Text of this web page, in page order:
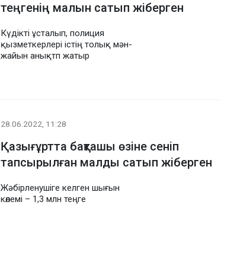
теңгенің малын сатып жіберген
Күдікті ұсталып, полиция
қызметкерлері істің толық мән-
жайын анықтп жатыр
28.06.2022, 11:28
Қазығұртта бақташы өзіне сеніп
тапсырылған малды сатып жіберген
Жәбірленушіге келген шығын
көлемі – 1,3 млн теңге